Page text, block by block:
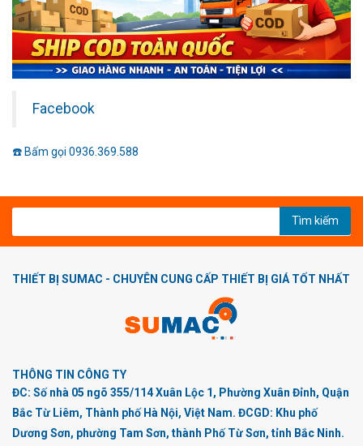
Facebook
☎️ Bấm gọi 0936.369.588
Tìm kiếm
THIẾT BỊ SUMAC - CHUYÊN CUNG CẤP THIẾT BỊ GIÁ TỐT NHẤT
THÔNG TIN CÔNG TY
ĐC: Số nhà 05 ngõ 355/114 Xuân Lộc 1, Phường Xuân Đỉnh, Quận
Bắc Từ Liêm, Thành phố Hà Nội, Việt Nam. ĐCGD: Khu phố
Dương Sơn, phường Tam Sơn, thành Phố Từ Sơn, tỉnh Bắc Ninh.